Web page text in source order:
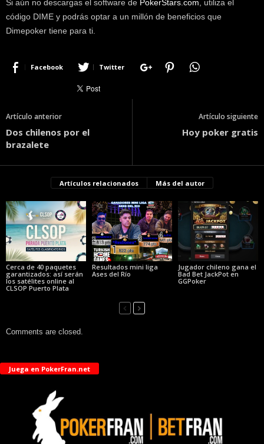
Si aún no descargas el software de PokerStars.com , utiliza el
código DIME y podrás optar a un millón de beneficios que
Dimepoker tiene para ti.
Facebook Twitter
Artículo anterior
Dos chilenos por el
brazalete
Artículo siguiente
Hoy poker gratis
Artículos relacionados Más del autor
Cerca de 40 paquetes
garantizados: así serán
los satélites online al
CLSOP Puerto Plata
Resultados mini liga
Ases del Río
Jugador chileno gana el
Bad Bet JackPot en
GGPoker
Comments are closed.
Juega en PokerFran.net